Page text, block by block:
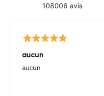
108006 avis
aucun
aucun